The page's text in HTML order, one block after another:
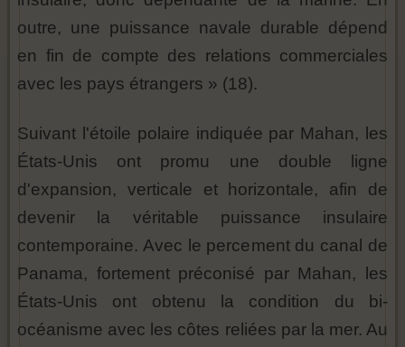
outre, une puissance navale durable dépend
en fin de compte des relations commerciales
avec les pays étrangers » (18).
Suivant l'étoile polaire indiquée par Mahan, les
États-Unis ont promu une double ligne
d'expansion, verticale et horizontale, afin de
devenir la véritable puissance insulaire
contemporaine. Avec le percement du canal de
Panama, fortement préconisé par Mahan, les
États-Unis ont obtenu la condition du bi-
océanisme avec les côtes reliées par la mer. Au